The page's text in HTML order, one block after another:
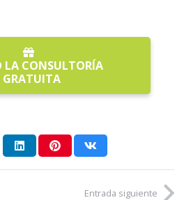
LA CONSULTORÍA
GRATUITA
Entrada siguiente